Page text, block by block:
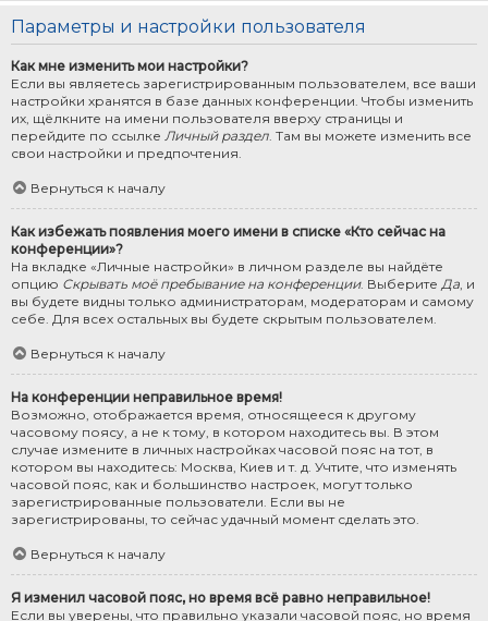
Параметры и настройки пользователя
Как мне изменить мои настройки?
Если вы являетесь зарегистрированным пользователем, все ваши
настройки хранятся в базе данных конференции. Чтобы изменить
их, щёлкните на имени пользователя вверху страницы и
перейдите по ссылке Личный раздел. Там вы можете изменить все
свои настройки и предпочтения.
Вернуться к началу
Как избежать появления моего имени в списке «Кто сейчас на
конференции»?
На вкладке «Личные настройки» в личном разделе вы найдёте
опцию Скрывать моё пребывание на конференции. Выберите Да, и
вы будете видны только администраторам, модераторам и самому
себе. Для всех остальных вы будете скрытым пользователем.
Вернуться к началу
На конференции неправильное время!
Возможно, отображается время, относящееся к другому
часовому поясу, а не к тому, в котором находитесь вы. В этом
случае измените в личных настройках часовой пояс на тот, в
котором вы находитесь: Москва, Киев и т. д. Учтите, что изменять
часовой пояс, как и большинство настроек, могут только
зарегистрированные пользователи. Если вы не
зарегистрированы, то сейчас удачный момент сделать это.
Вернуться к началу
Я изменил часовой пояс, но время всё равно неправильное!
Если вы уверены, что правильно указали часовой пояс, но время